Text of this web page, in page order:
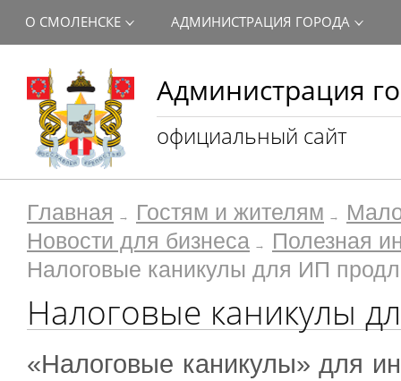
Администрация
официальный сайт
О СМОЛЕНСКЕ АДМИНИСТРАЦИЯ ГОРОДА
Главная Гостям и жителям
Новости для бизнеса
Полезная
Налоговые каникулы для ИП
Налоговые каникулы
«Налоговые каникулы» для